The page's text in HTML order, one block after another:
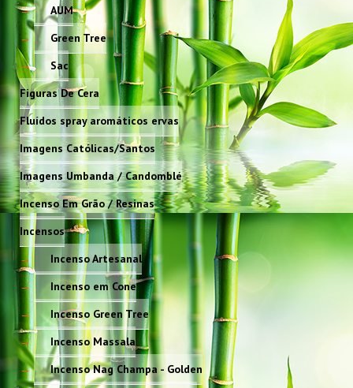
AUM
Green Tree
Sac
Figuras De Cera
Fluídos spray aromáticos ervas
Imagens Católicas/Santos
Imagens Umbanda / Candomblé
Incenso Em Grão / Resinas
Incensos
Incenso Artesanal
Incenso em Cone
Incenso Green Tree
Incenso Massala
Incenso Nag Champa - Golden